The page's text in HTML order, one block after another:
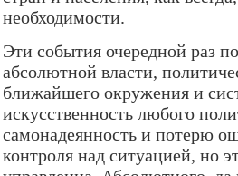
необходимости.
Эти события очередной раз
абсолютной власти,
ближайшего окружения и
искусственность любого
самонадеянность и потерю
контроля над ситуацией, но